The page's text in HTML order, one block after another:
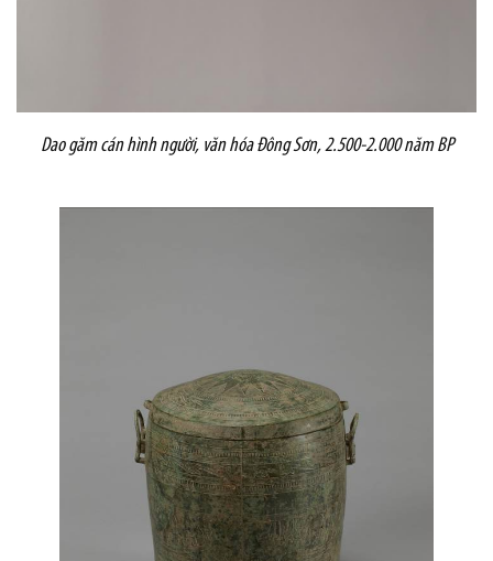
Dao găm cán hình người, văn hóa Đông Sơn, 2.500-2.000 năm BP